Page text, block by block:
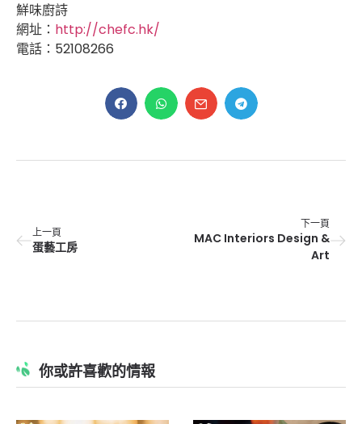
鮮味廚詩
網址： http://chefc.hk/
電話：52108266
上一頁
蛋藝工房
下一頁
MAC Interiors Design &
Art
你或許喜歡的情報